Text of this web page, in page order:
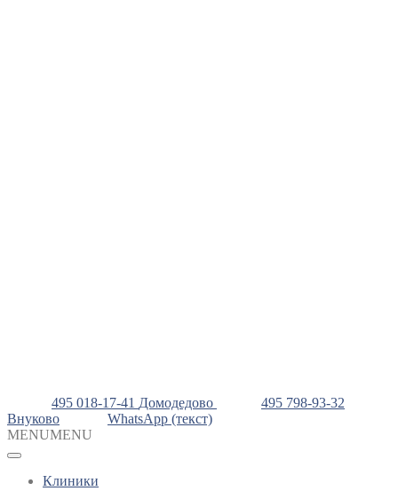
495 018-17-41 Домодедово
495 798-93-32
Внуково
WhatsApp (текст)
MENUMENU
Клиники